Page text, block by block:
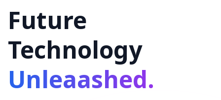
Future
Technology
Unleaashed.